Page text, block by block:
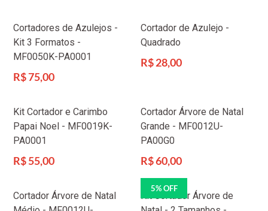
Cortadores de Azulejos -
Kit 3 Formatos -
MF0050K-PA0001
Preço
R$ 75,00
Cortador de Azulejo -
Quadrado
Preço
R$ 28,00
Kit Cortador e Carimbo
Papai Noel - MF0019K-
PA0001
Preço
R$ 55,00
Cortador Árvore de Natal
Grande - MF0012U-
PA00G0
Preço
R$ 60,00
Cortador Árvore de Natal
5% OFF
Kit Cortador Árvore de